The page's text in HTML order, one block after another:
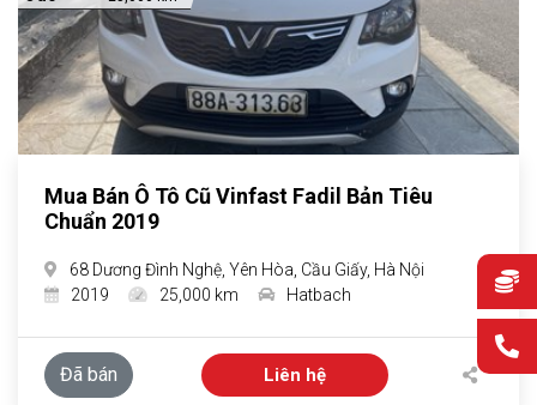
Mua Bán Ô Tô Cũ Vinfast Fadil Bản Tiêu
Chuẩn 2019
68 Dương Đình Nghệ, Yên Hòa, Cầu Giấy, Hà Nội
2019
25,000 km Hatbach
Đã bán Liên hệ